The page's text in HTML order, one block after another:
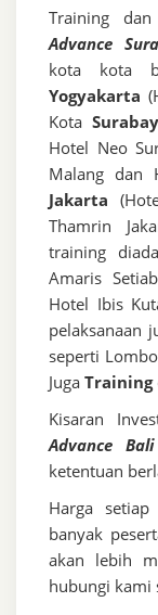
Training dan
Advance
kota kota
Yogyakarta
Kota
Hotel Neo
Malang dan
Jakarta
Thamrin
training
Amaris
Hotel Ibis
pelaksanaan
seperti
Juga Training
Kisaran
Advance Bali
ketentuan
Harga
banyak
akan lebih
hubungi kami